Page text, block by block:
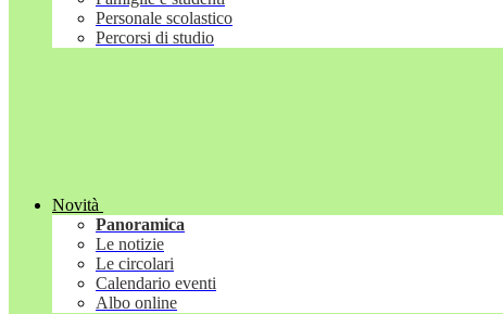
Personale scolastico
Percorsi di studio
Novità
Panoramica
Le notizie
Le circolari
Calendario eventi
Albo online